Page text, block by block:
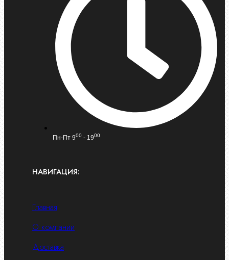
Пн-Пт 900 - 1900
НАВИГАЦИЯ:
Главная
О компании
Доставка